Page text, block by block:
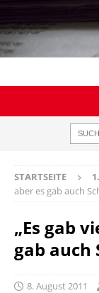
STARTSEITE
aber es gab auch
„Es gab
gab auch
8. August 2011